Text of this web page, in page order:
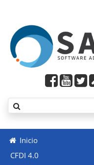
Inicio
CFDI 4.0